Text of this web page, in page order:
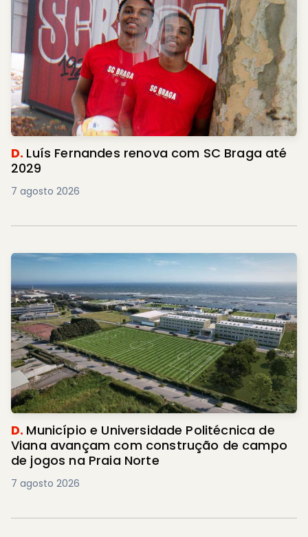
D. Luís Fernandes renova com SC Braga até
2029
7 agosto 2026
D. Município e Universidade Politécnica de
Viana avançam com construção de campo
de jogos na Praia Norte
7 agosto 2026